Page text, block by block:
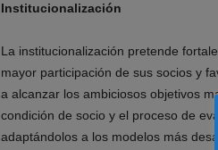
Institucionalización
La institucionalización pretende
mayor participación de sus socios y
a alcanzar los ambiciosos objetivos
condición de socio y el proceso de
adaptándolos a los modelos más